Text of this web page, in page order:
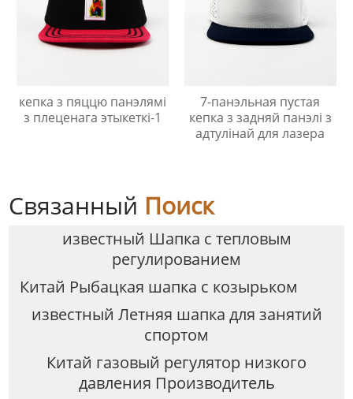
кепка з пяццю панэлямі
з плеценага этыкеткі-1
7-панэльная пустая
кепка з задняй панэлі з
адтулінай для лазера
Связанный Поиск
известный Шапка с тепловым
регулированием
Китай Рыбацкая шапка с козырьком
известный Летняя шапка для занятий
спортом
Китай газовый регулятор низкого
давления Производитель